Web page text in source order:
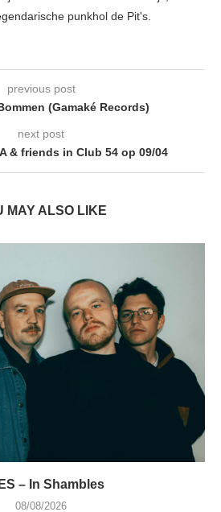
punkhol de Pit's.
previous post
(Gamaké Records)
next post
& friends in Club 54 op 09/04
MAY ALSO LIKE
– In Shambles
08/08/2026